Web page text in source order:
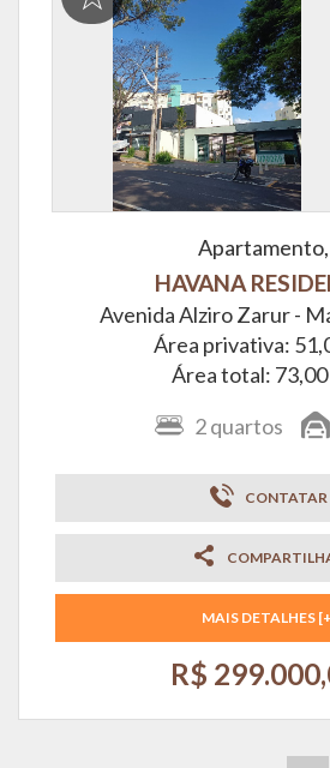
Apartamento,
HAVANA
Avenida Alziro Zarur -
Área privativa:
Área total: 73,00
2quartos
CONTATAR
MAIS DETALHES
R$